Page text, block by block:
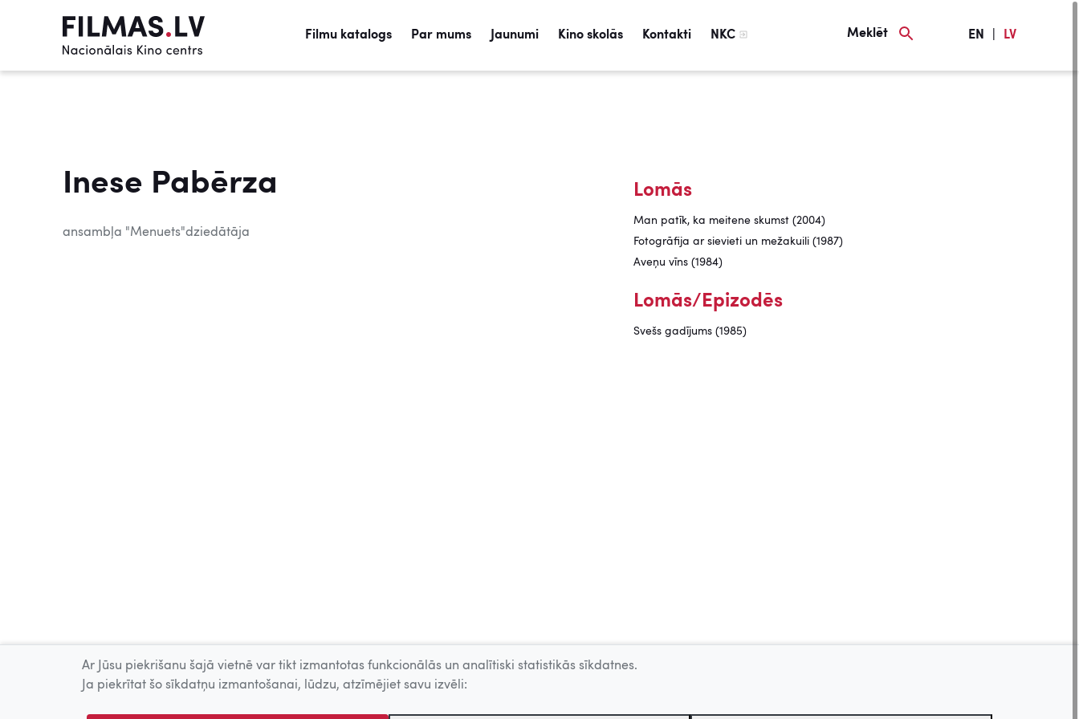
Filmu katalogs Par mums Jaunumi Kino skolās Kontakti NKC Meklēt EN LV
Inese Pabērza
ansambļa "Menuets"dziedātāja
Lomās
Man patīk, ka meitene skumst (2004)
Fotogrāfija ar sievieti un mežakuili (1987)
Aveņu vīns (1984)
Lomās/Epizodēs
Svešs gadījums (1985)
Ar Jūsu piekrišanu šajā vietnē var tikt izmantotas funkcionālās un analītiski statistikās sīkdatnes.
Ja piekrītat šo sīkdatņu izmantošanai, lūdzu, atzīmējiet savu izvēli: